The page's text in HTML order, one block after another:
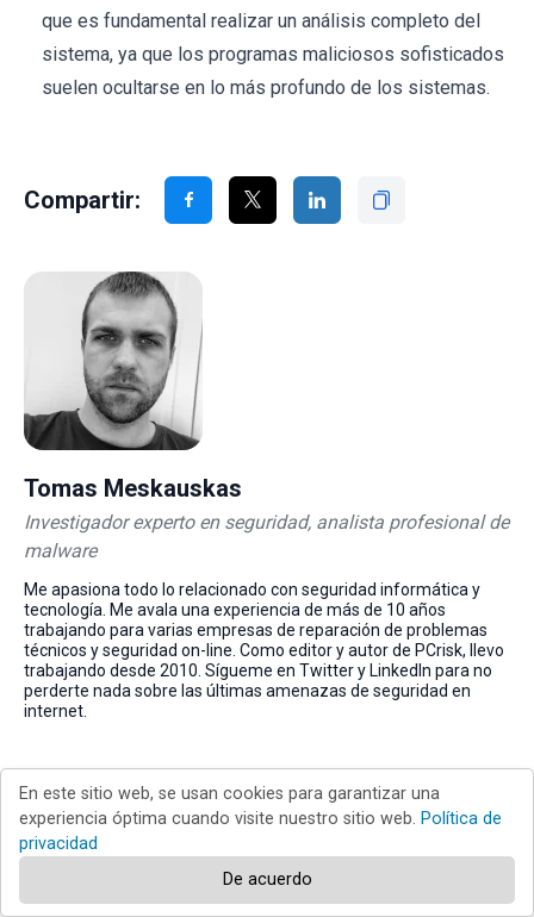
que es fundamental realizar un análisis completo del
sistema, ya que los programas maliciosos sofisticados
suelen ocultarse en lo más profundo de los sistemas.
Compartir:
Tomas Meskauskas
Investigador experto en seguridad, analista profesional de
malware
Me apasiona todo lo relacionado con seguridad informática y
tecnología. Me avala una experiencia de más de 10 años
trabajando para varias empresas de reparación de problemas
técnicos y seguridad on-line. Como editor y autor de PCrisk, llevo
trabajando desde 2010. Sígueme en Twitter y LinkedIn para no
perderte nada sobre las últimas amenazas de seguridad en
internet.
▼ Mostrar discusión
En este sitio web, se usan cookies para garantizar una
experiencia óptima cuando visite nuestro sitio web. Política de
privacidad
De acuerdo